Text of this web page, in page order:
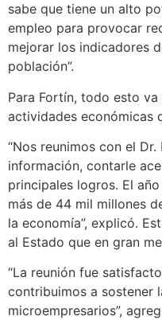
sabe que tiene un alto
empleo para provocar
mejorar los indicadores
población”.
Para Fortín, todo esto
actividades económicas
“Nos reunimos con el
información, contarle
principales logros. El
más de 44 mil millones
la economía”, explicó.
al Estado que en gran
“La reunión fue
contribuimos a sostener
microempresarios”,